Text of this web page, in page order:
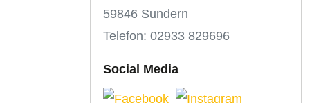
59846 Sundern
Telefon: 02933 829696
Social Media